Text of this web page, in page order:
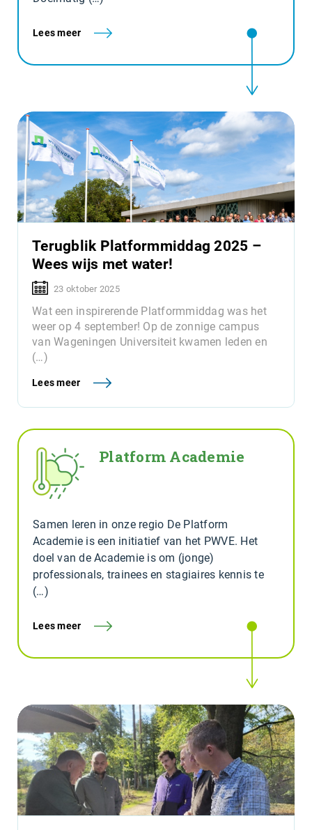
Lees meer
Terugblik Platformmiddag 2025 –
Wees wijs met water!
23 oktober 2025
Wat een inspirerende Platformmiddag was het
weer op 4 september! Op de zonnige campus
van Wageningen Universiteit kwamen leden en
(…)
Lees meer
Platform Academie
Samen leren in onze regio De Platform
Academie is een initiatief van het PWVE. Het
doel van de Academie is om (jonge)
professionals, trainees en stagiaires kennis te
(…)
Lees meer